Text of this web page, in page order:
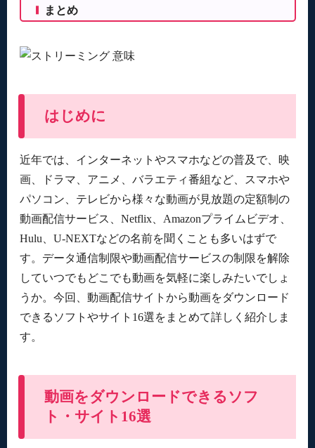
まとめ
はじめに
近年では、インターネットやスマホなどの普及で、映
画、ドラマ、アニメ、バラエティ番組など、スマホや
パソコン、テレビから様々な動画が見放題の定額制の
動画配信サービス、Netflix、Amazonプライムビデオ、
Hulu、U-NEXTなどの名前を聞くことも多いはずで
す。データ通信制限や動画配信サービスの制限を解除
していつでもどこでも動画を気軽に楽しみたいでしょ
うか。今回、動画配信サイトから動画をダウンロード
できるソフトやサイト16選をまとめて詳しく紹介しま
す。
動画をダウンロードできるソフ
ト・サイト16選